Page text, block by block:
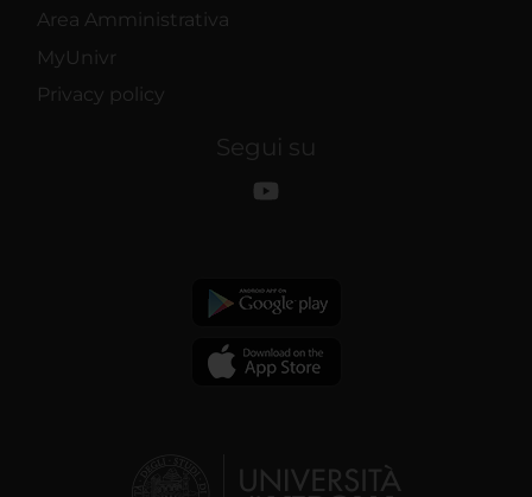
Area Amministrativa
MyUnivr
Privacy policy
Segui su